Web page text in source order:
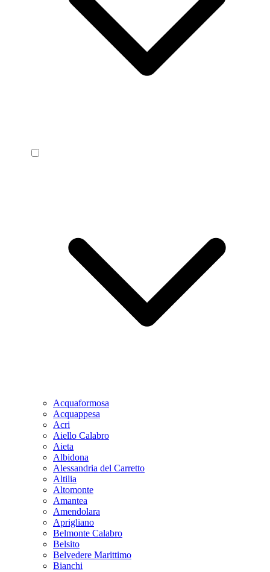
Acquaformosa
Acquappesa
Acri
Aiello Calabro
Aieta
Albidona
Alessandria del Carretto
Altilia
Altomonte
Amantea
Amendolara
Aprigliano
Belmonte Calabro
Belsito
Belvedere Marittimo
Bianchi